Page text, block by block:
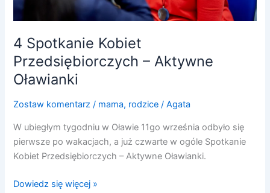
4 Spotkanie Kobiet
Przedsiębiorczych – Aktywne
Oławianki
Zostaw komentarz / mama, rodzice /Agata
W ubiegłym tygodniu w Oławie 11go września odbyło się
pierwsze po wakacjach, a już czwarte w ogóle Spotkanie
Kobiet Przedsiębiorczych – Aktywne Oławianki.
Dowiedz się więcej »